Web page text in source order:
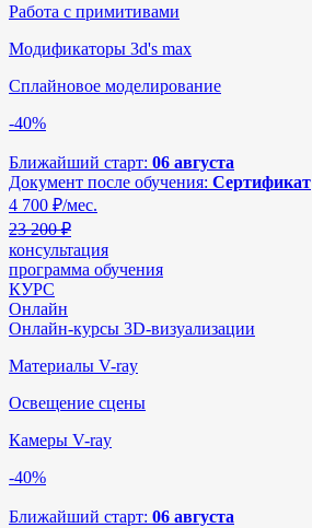
Работа с примитивами
Модификаторы 3d's max
Сплайновое моделирование
-40%
Ближайший старт: 06 августа
Документ после обучения: Сертификат
4 700 ₽/мес.
23 200 ₽
консультация
программа обучения
КУРС
Онлайн
Онлайн-курсы 3D-визуализации
Материалы V-ray
Освещение сцены
Камеры V-ray
-40%
Ближайший старт: 06 августа